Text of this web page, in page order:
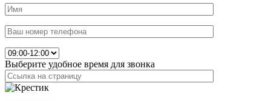
Выберите удобное время для звонка